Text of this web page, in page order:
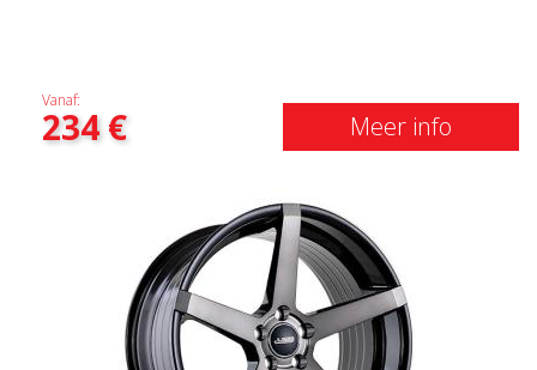
Vanaf:
234€ Meer info